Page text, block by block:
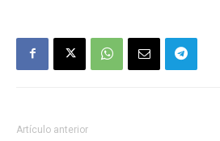
Artículo anterior